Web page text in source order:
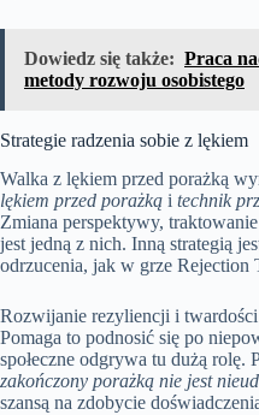
Dowiedz się także: Praca
metody rozwoju osobistego
Strategie radzenia sobie z lękiem
Walka z lękiem przed porażką
lękiem przed porażką i technik
Zmiana perspektywy,
jest jedną z nich. Inną strategią
odrzucenia, jak w grze Rejection
Rozwijanie rezyliencji i
Pomaga to podnosić się po
społeczne odgrywa tu dużą rolę.
zakończony porażką nie jest
szansą na zdobycie